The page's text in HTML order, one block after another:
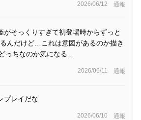
2026/06/12 通報
がそっくりすぎて初登場時からずっと
んだけど…これは意図があるのか描き
っちなのか気になる…
2026/06/11 通報
プレイだな
2026/06/10 通報